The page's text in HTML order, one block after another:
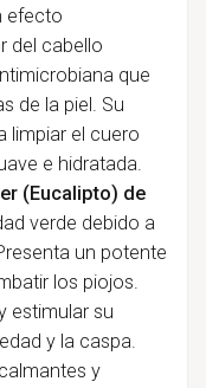
efecto
del cabello
que
de la piel. Su
limpiar el cuero
e hidratada.
(Eucalipto) de
verde debido a
un potente
los piojos.
estimular su
y la caspa.
y